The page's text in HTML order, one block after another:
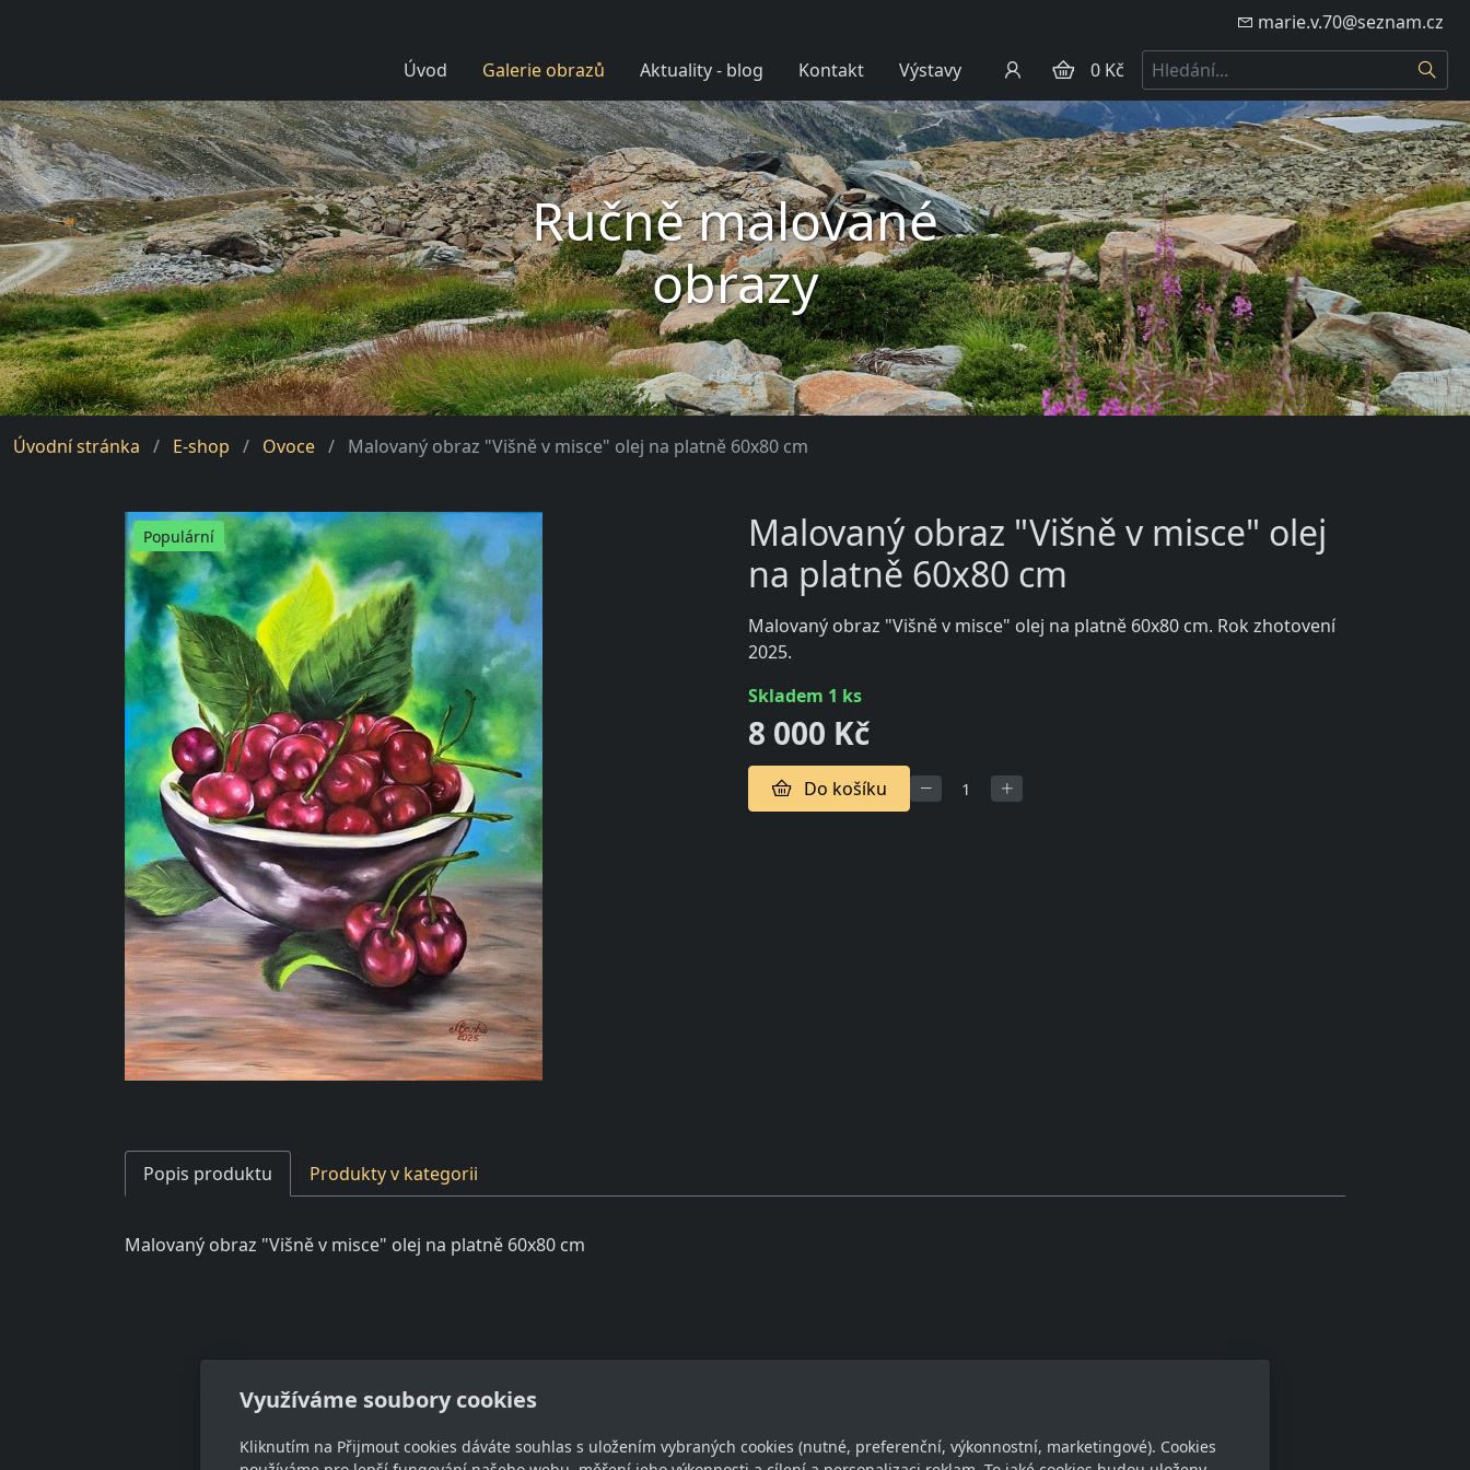
marie.v.70@seznam.cz
Úvod
Galerie obrazů Aktuality - blog Kontakt Výstavy 0 Kč Hledat
Ručně malované
obrazy
Úvodní stránka E-shop Ovoce Malovaný obraz "Višně v misce" olej na platně 60x80 cm
Populární
Malovaný obraz "Višně v misce" olej
na platně 60x80 cm
Malovaný obraz "Višně v misce" olej na platně 60x80 cm. Rok zhotovení
2025.
skladem 1 ks
8 000 Kč
Do košíku
Popis produktu Produkty v kategorii
Malovaný obraz "Višně v misce" olej na platně 60x80 cm
Kontakt
+420 739 286 120
GDPR
Využíváme soubory cookies
Kliknutím na Přijmout cookies dáváte souhlas s uložením vybraných cookies (nutné, preferenční, výkonnostní, marketingové). Cookies